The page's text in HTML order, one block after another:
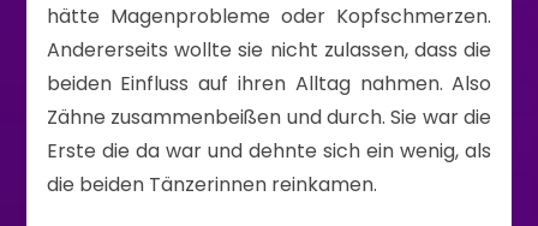
hätte Magenprobleme oder Kopfschmerzen.
Andererseits wollte sie nicht zulassen, dass die
beiden Einfluss auf ihren Alltag nahmen. Also
Zähne zusammenbeißen und durch. Sie war die
Erste die da war und dehnte sich ein wenig, als
die beiden Tänzerinnen reinkamen.